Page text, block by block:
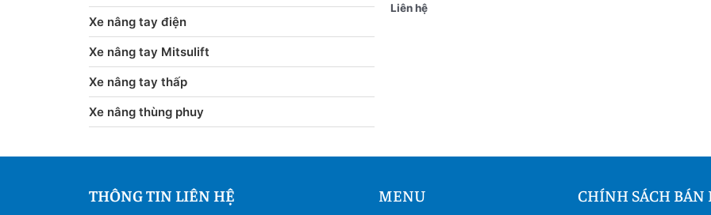
Xe nâng tay điện
Xe nâng tay Mitsulift
Xe nâng tay thấp
Xe nâng thùng phuy
Liên hệ
THÔNG TIN LIÊN HỆ MENU CHÍNH SÁCH BÁN